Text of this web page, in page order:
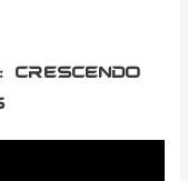
Crescendo